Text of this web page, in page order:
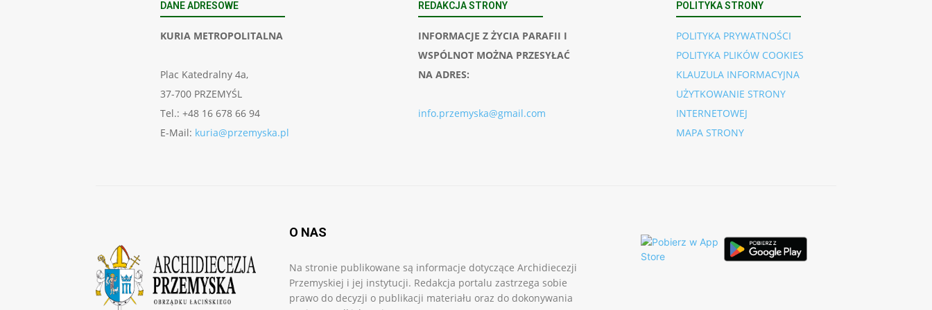
DANE ADRESOWE
KURIA METROPOLITALNA
Plac Katedralny 4a,
37-700 PRZEMYŚL
Tel.: +48 16 678 66 94
E-Mail: kuria@przemyska.pl
REDAKCJA STRONY
INFORMACJE Z ŻYCIA PARAFII I
WSPÓLNOT MOŻNA PRZESYŁAĆ
NA ADRES:
info.przemyska@gmail.com
POLITYKA STRONY
POLITYKA PRYWATNOŚCI
POLITYKA PLIKÓW COOKIES
KLAUZULA INFORMACYJNA
UŻYTKOWANIE STRONY
INTERNETOWEJ
MAPA STRONY
O NAS
Na stronie publikowane są informacje dotyczące Archidiecezji
Przemyskiej i jej instytucji. Redakcja portalu zastrzega sobie
prawo do decyzji o publikacji materiału oraz do dokonywania